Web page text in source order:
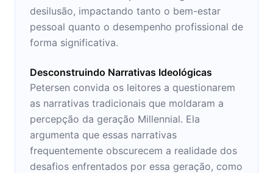
desilusão, impactando tanto o bem-estar
pessoal quanto o desempenho profissional de
forma significativa.
Desconstruindo Narrativas Ideológicas
Petersen convida os leitores a questionarem
as narrativas tradicionais que moldaram a
percepção da geração Millennial. Ela
argumenta que essas narrativas
frequentemente obscurecem a realidade dos
desafios enfrentados por essa geração, como